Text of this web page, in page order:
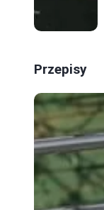
Przepisy